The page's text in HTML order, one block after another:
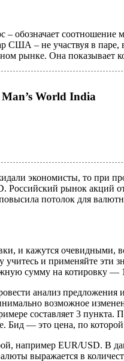
обозначает
США – не участвуя в
рынке. Она показывает
World India
экономисты, то при
Российский рынок акций
потолок для
и кажутся
и применяйте эти
сумму на котировку
анализ
возможное
составляет 3
Бид — это цена, по
например EUR/USD. В
выражается в